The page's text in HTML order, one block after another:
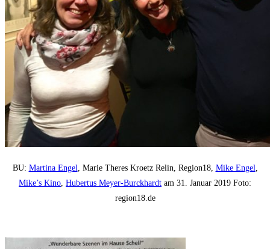
BU: Martina Engel, Marie Theres Kroetz Relin, Region18, Mike Engel,
Mike’s Kino, Hubertus Meyer-Burckhardt am 31. Januar 2019 Foto:
region18.de